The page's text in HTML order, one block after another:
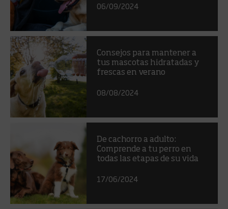
06/09/2024
Consejos para mantener a
tus mascotas hidratadas y
frescas en verano
08/08/2024
De cachorro a adulto:
Comprende a tu perro en
todas las etapas de su vida
17/06/2024